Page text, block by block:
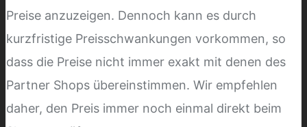
Preise anzuzeigen. Dennoch kann es durch
kurzfristige Preisschwankungen vorkommen, so
dass die Preise nicht immer exakt mit denen des
Partner Shops übereinstimmen. Wir empfehlen
daher, den Preis immer noch einmal direkt beim